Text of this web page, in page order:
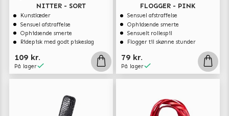
NITTER - SORT
Kunstlæder
Sensuel afstraffelse
Ophidsende smerte
Ridepisk med godt piskeslag
109 kr.
På lager
FLOGGER - PINK
Sensuel afstraffelse
Ophidsende smerte
Sensuelt rollespil
Flogger til skønne stunder
79 kr.
På lager